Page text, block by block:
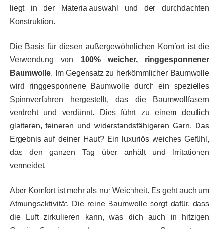
liegt in der Materialauswahl und der durchdachten
Konstruktion.
Die Basis für diesen außergewöhnlichen Komfort ist die
Verwendung von 100% weicher, ringgesponnener
Baumwolle. Im Gegensatz zu herkömmlicher Baumwolle
wird ringgesponnene Baumwolle durch ein spezielles
Spinnverfahren hergestellt, das die Baumwollfasern
verdreht und verdünnt. Dies führt zu einem deutlich
glatteren, feineren und widerstandsfähigeren Garn. Das
Ergebnis auf deiner Haut? Ein luxuriös weiches Gefühl,
das den ganzen Tag über anhält und Irritationen
vermeidet.
Aber Komfort ist mehr als nur Weichheit. Es geht auch um
Atmungsaktivität. Die reine Baumwolle sorgt dafür, dass
die Luft zirkulieren kann, was dich auch in hitzigen